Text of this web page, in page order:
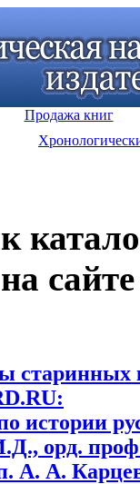
Продажа книг
на
старинных
истории
орд.
А. А.